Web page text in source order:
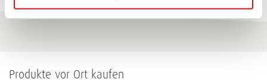
Produkte vor Ort kaufen